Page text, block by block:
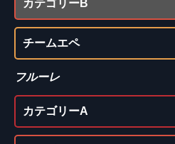
カテゴリーB
チームエペ
フルーレ
カテゴリーA